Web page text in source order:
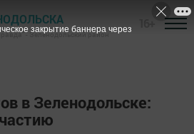
- Зеленодольский район
в Зеленодольске:
закрытие баннера через